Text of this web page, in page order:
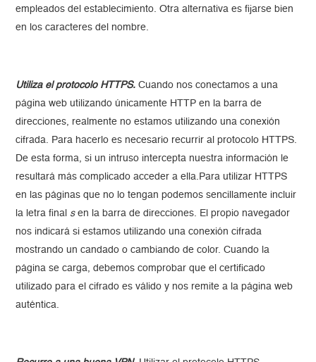
empleados del establecimiento. Otra alternativa es fijarse bien
en los caracteres del nombre.
Utiliza el protocolo HTTPS.Cuando nos conectamos a una
página web utilizando únicamente HTTP en la barra de
direcciones, realmente no estamos utilizando una conexión
cifrada. Para hacerlo es necesario recurrir al protocolo HTTPS.
De esta forma, si un intruso intercepta nuestra información le
resultará más complicado acceder a ella.Para utilizar HTTPS
en las páginas que no lo tengan podemos sencillamente incluir
la letra final sen la barra de direcciones. El propio navegador
nos indicará si estamos utilizando una conexión cifrada
mostrando un candado o cambiando de color. Cuando la
página se carga, debemos comprobar que el certificado
utilizado para el cifrado es válido y nos remite a la página web
auténtica.